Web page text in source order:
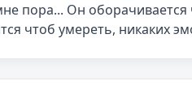
пора... Он оборачивается
чтоб умереть, никаких